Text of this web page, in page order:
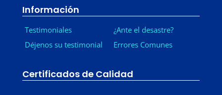
Información
Testimoniales
Déjenos su testimonial
¿Ante el desastre?
Errores Comunes
Certificados de Calidad